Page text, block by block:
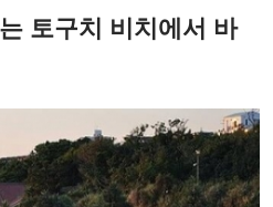
토구치 비치에서 바